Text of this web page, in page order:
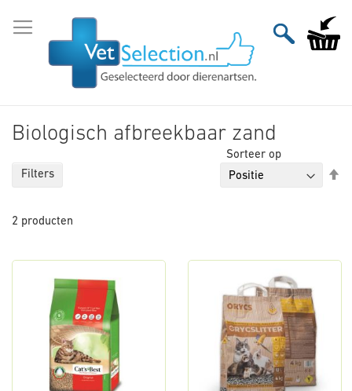
naar
Biologisch afbreekbaar zand
2 producten
Sorteer op
Filters